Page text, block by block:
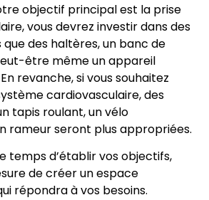
objectif principal est la prise
vous devrez investir dans des
des haltères, un banc de
être même un appareil
revanche, si vous souhaitez
cardiovasculaire, des
tapis roulant, un vélo
rameur seront plus appropriées.
temps d’établir vos objectifs,
de créer un espace
répondra à vos besoins.